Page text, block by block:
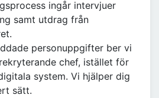
ingår intervjuer
samt utdrag från
personuppgifter ber vi
chef, istället för
system. Vi hjälper dig
sätt.